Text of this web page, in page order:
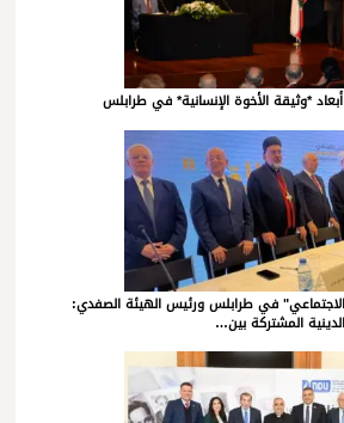
*وثيقة الأخوة الإنسانية* في طرابلس
الاجتماعي" في طرابلس ورئيس الهيئة الصفدي:
المشتركة بين…